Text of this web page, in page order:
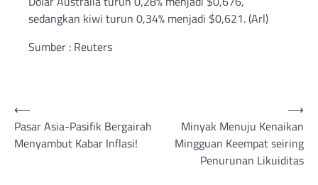
sedangkan kiwi turun 0,34% menjadi $0,621. (Arl)
Sumber : Reuters
Post
navigation
⟵
Pasar Asia-Pasifik Bergairah
Menyambut Kabar Inflasi!
Minyak Menuju Kenaikan
Mingguan Keempat seiring
Penurunan Likuiditas
⟶